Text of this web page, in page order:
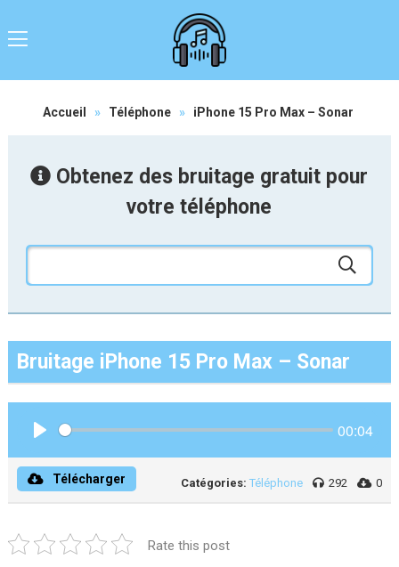
Accueil » Téléphone » iPhone 15 Pro Max – Sonar
Obtenez des bruitage gratuit pour
votre téléphone
Bruitage iPhone 15 Pro Max – Sonar
00:04
Télécharger Catégories: Téléphone 292 0
Rate this post